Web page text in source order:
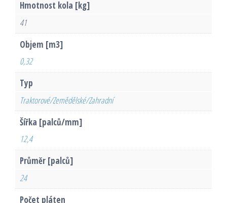
Hmotnost kola [kg]
41
Objem [m3]
0,32
Typ
Traktorové/Zemědělské/Zahradní
Šířka [palců/mm]
12,4
Průměr [palců]
24
Počet pláten